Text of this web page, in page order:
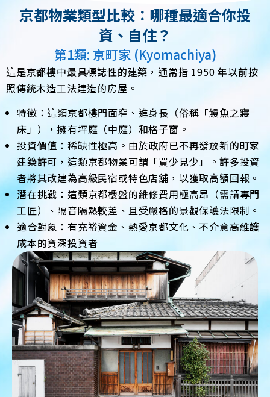
京都物業類型比較：哪種最適合你投
資、自住？
第1類: 京町家 (Kyomachiya)
這是京都樓中最具標誌性的建築，通常指 1950 年以前按
照傳統木造工法建造的房屋。
特徵：這類京都樓門面窄、進身長（俗稱「鰻魚之寢
床」），擁有坪庭（中庭）和格子窗。
投資價值：稀缺性極高。由於政府已不再發放新的町家
建築許可，這類京都物業可謂「買少見少」。許多投資
者將其改建為高級民宿或特色店舖，以獲取高額回報。
潛在挑戰：這類京都樓盤的維修費用極高昂（需請專門
工匠）、隔音隔熱較差、且受嚴格的景觀保護法限制。
適合對象：有充裕資金、熱愛京都文化、不介意高維護
成本的資深投資者